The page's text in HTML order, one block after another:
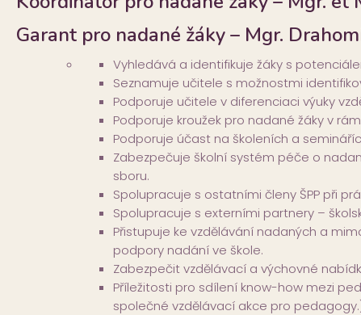
Garant pro nadané žáky – Mgr.
Vyhledává a identifikuje žáky s
Seznamuje učitele s možnostmi
Podporuje učitele v diferenciaci výuky
Podporuje kroužek pro nadané žáky v
Podporuje účast na školeních a
Zabezpečuje školní systém péče o
sboru.
Spolupracuje s ostatními členy ŠPP při
Spolupracuje s externími partnery –
Přistupuje ke vzdělávání nadaných a
podpory nadání ve škole.
Zabezpečit vzdělávací a výchovné
Příležitosti pro sdílení know-how mezi
společné vzdělávací akce pro